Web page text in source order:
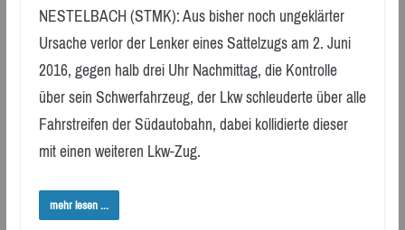
NESTELBACH (STMK): Aus bisher noch ungeklärter
Ursache verlor der Lenker eines Sattelzugs am 2. Juni
2016, gegen halb drei Uhr Nachmittag, die Kontrolle
über sein Schwerfahrzeug, der Lkw schleuderte über alle
Fahrstreifen der Südautobahn, dabei kollidierte dieser
mit einen weiteren Lkw-Zug.
mehr lesen ...